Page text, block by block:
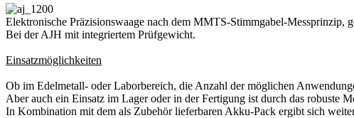
Elektronische Präzisionswaage nach dem MMTS-Stimmgabel-Messprinzip,
Bei der AJH mit integriertem Prüfgewicht.
Einsatzmöglichkeiten
Ob im Edelmetall- oder Laborbereich, die Anzahl der möglichen
Aber auch ein Einsatz im Lager oder in der Fertigung ist durch das robuste
In Kombination mit dem als Zubehör lieferbaren Akku-Pack ergibt sich